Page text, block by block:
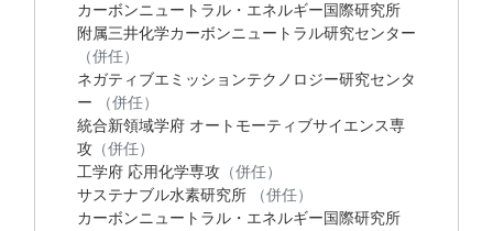
カーボンニュートラル・エネルギー国際研究所
附属三井化学カーボンニュートラル研究センター
（併任）
ネガティブエミッションテクノロジー研究センタ
ー
（併任）
統合新領域学府 オートモーティブサイエンス専
攻 （併任）
工学府 応用化学専攻 （併任）
サステナブル水素研究所
（併任）
カーボンニュートラル・エネルギー国際研究所